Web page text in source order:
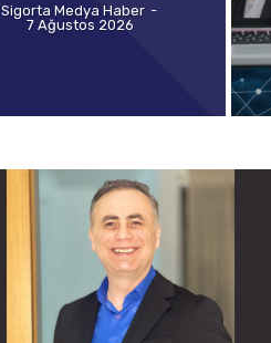
Sigorta Medya Haber -
7 Ağustos 2026